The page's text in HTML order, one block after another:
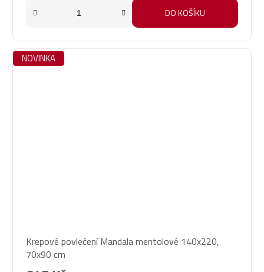
DO KOŠÍKU
NOVINKA
Krepové povlečení Mandala mentolové 140x220,
70x90 cm